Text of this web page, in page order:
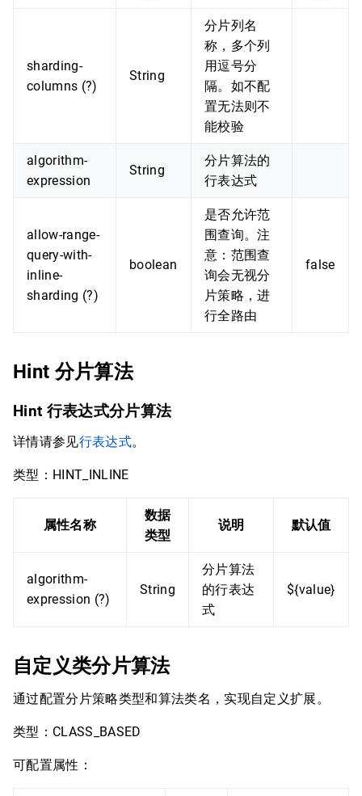
sharding-
columns (?)
String
分片列名
称，多个列
用逗号分
隔。如不配
置无法则不
能校验
algorithm-
expression
String
分片算法的
行表达式
allow-range-
query-with-
inline-
sharding (?)
boolean
是否允许范
围查询。注
意：范围查
询会无视分
片策略，进
行全路由
false
Hint 分片算法
Hint 行表达式分片算法
详情请参见行表达式。
类型：HINT_INLINE
属性名称
数据
类型
说明 默认值
algorithm-
expression (?)
String
分片算法
的行表达
式
${value}
自定义类分片算法
通过配置分片策略类型和算法类名，实现自定义扩展。
类型：CLASS_BASED
可配置属性：